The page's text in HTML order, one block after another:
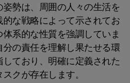
勢は、周囲の人々の生活を
な戦略によって示されてお
系的な性質を強調していま
の責任を理解し果たせる環
ており、明確に定義された
クが存在します。